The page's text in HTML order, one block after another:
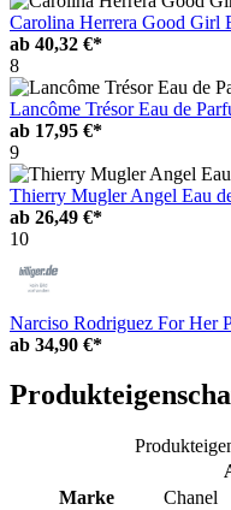
Carolina Herrera Good Girl
ab 40,32 €*
8
Lancôme Trésor Eau de
ab 17,95 €*
9
Thierry Mugler Angel Eau
ab 26,49 €*
10
Narciso Rodriguez For Her
ab 34,90 €*
Marke
Chanel